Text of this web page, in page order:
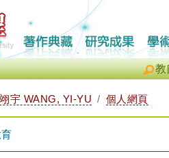
教
宇 WANG, YI-YU 個人網頁